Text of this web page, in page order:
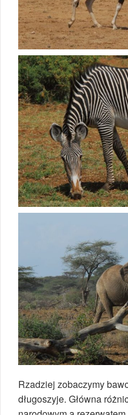
Rzadziej zobaczymy
długoszyje. Główna